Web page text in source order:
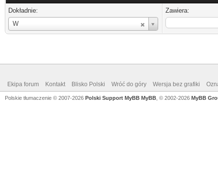
Dokładnie:
W
Login
Zawiera:
Ekipa forum Kontakt Blisko Polski Wróć do góry Wersja bez grafiki
Polskie tłumaczenie © 2007-2026 Polski Support MyBB MyBB , © 2002-2026 MyBB